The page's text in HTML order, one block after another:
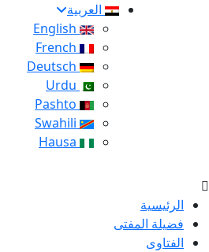
العربية
الرئيسية
فضيلة المفتى
الفتاوى